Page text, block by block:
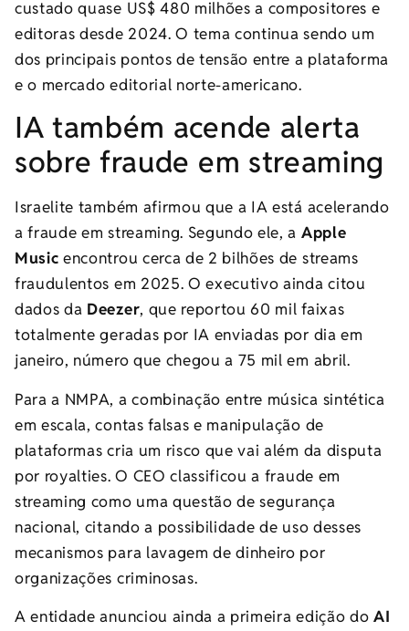
custado quase US$ 480 milhões a compositores e
editoras desde 2024. O tema continua sendo um
dos principais pontos de tensão entre a plataforma
e o mercado editorial norte-americano.
IA também acende alerta
sobre fraude em streaming
Israelite também afirmou que a IA está acelerando
a fraude em streaming. Segundo ele, a Apple
Music encontrou cerca de 2 bilhões de streams
fraudulentos em 2025. O executivo ainda citou
dados da Deezer, que reportou 60 mil faixas
totalmente geradas por IA enviadas por dia em
janeiro, número que chegou a 75 mil em abril.
Para a NMPA, a combinação entre música sintética
em escala, contas falsas e manipulação de
plataformas cria um risco que vai além da disputa
por royalties. O CEO classificou a fraude em
streaming como uma questão de segurança
nacional, citando a possibilidade de uso desses
mecanismos para lavagem de dinheiro por
organizações criminosas.
A entidade anunciou ainda a primeira edição do AI